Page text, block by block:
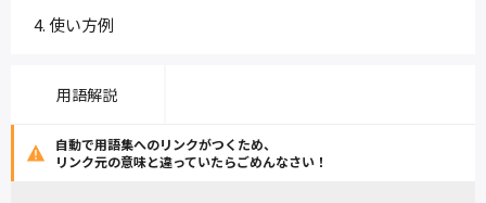
使い方例
用語解説
自動で用語集へのリンクがつくため、
リンク元の意味と違っていたらごめんなさい！